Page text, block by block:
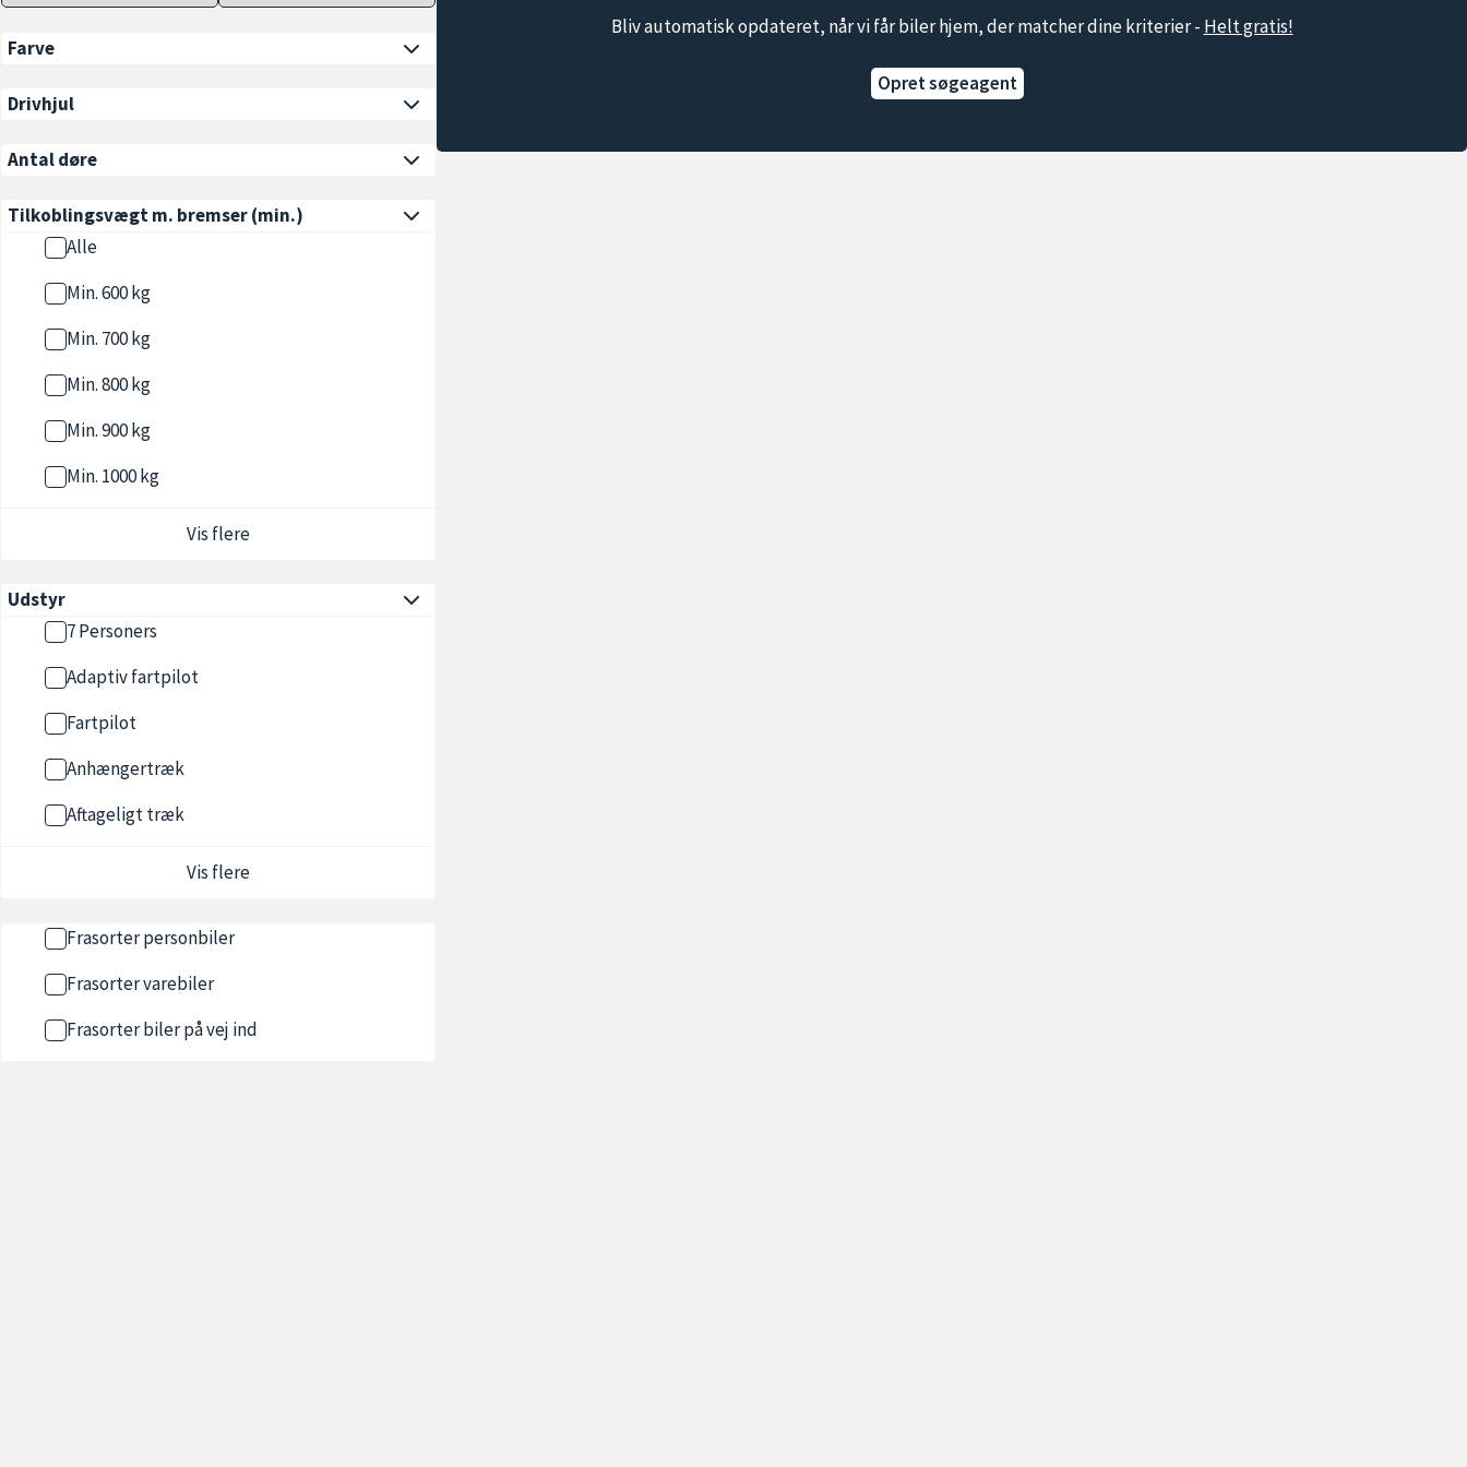
Farve
Drivhjul
Antal døre
Tilkoblingsvægt m. bremser(min.)
Alle
Min. 600 kg
Min. 700 kg
Min. 800 kg
Min. 900 kg
Min. 1000 kg
Vis flere
Udstyr
7 Personers
Adaptiv fartpilot
Fartpilot
Anhængertræk
Aftageligt træk
Vis flere
Frasorter personbiler
Frasorter varebiler
Frasorter biler på vej ind
Bliv automatisk opdateret, når vi får biler hjem, der matcher dine kriterier - Helt gratis!
Opret søgeagent